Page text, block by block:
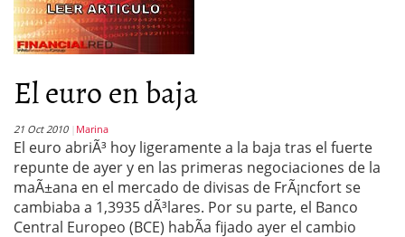
El euro en baja
21 Oct 2010 Marina
El euro abriÃ³ hoy ligeramente a la baja tras el fuerte
repunte de ayer y en las primeras negociaciones de la
maÃ±ana en el mercado de divisas de FrÃ¡ncfort se
cambiaba a 1,3935 dÃ³lares. Por su parte, el Banco
Central Europeo (BCE) habÃ­a fijado ayer el cambio